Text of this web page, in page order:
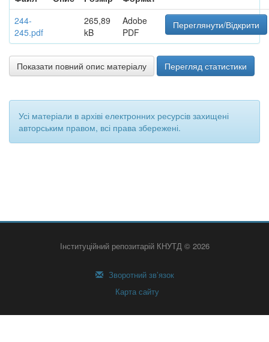
244-
245.pdf
265,89
kB
Adobe
PDF
Переглянути/Відкрити
Показати повний опис матеріалу Перегляд статистики
Усі матеріали в архіві електронних ресурсів захищені
авторським правом, всі права збережені.
Інституційний репозитарій КНУТД © 2026
Зворотний зв’язок
Карта сайту